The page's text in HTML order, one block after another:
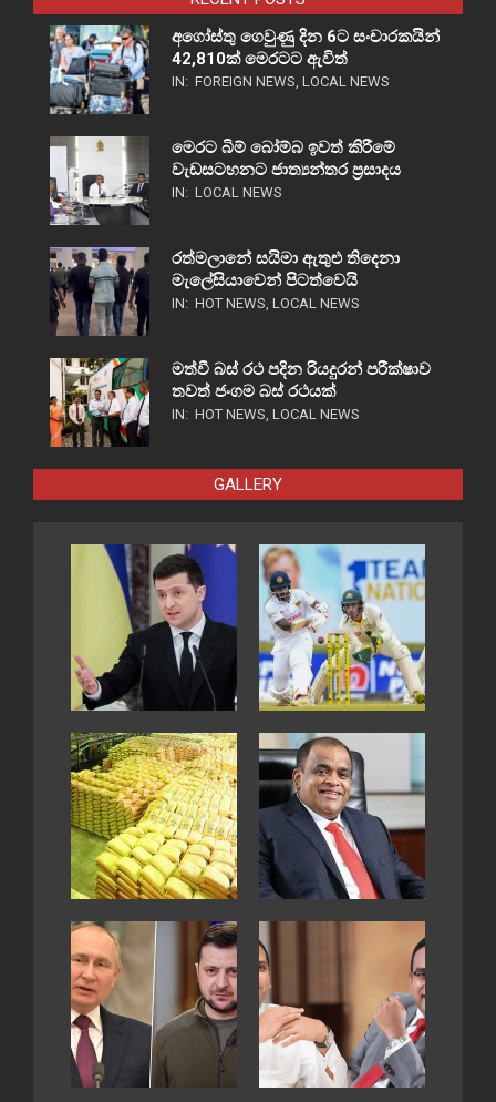
අගෝස්තු ගෙවුණු දින 6ට සංචාරකයින්
42,810ක් මෙරටට ඇවිත්
IN: FOREIGN NEWS, LOCAL NEWS
මෙරට බිම් බෝම්බ ඉවත් කිරීමේ
වැඩසටහනට ජාත්‍යන්තර ප්‍රසාදය
IN: LOCAL NEWS
රත්මලානේ සයිමා ඇතුළු තිදෙනා
මැලේසියාවෙන් පිටත්වෙයි
IN: HOT NEWS, LOCAL NEWS
මත්වී බස් රථ පදින රියදුරන් පරීක්ෂාව
තවත් ජංගම බස් රථයක්
IN: HOT NEWS, LOCAL NEWS
GALLERY